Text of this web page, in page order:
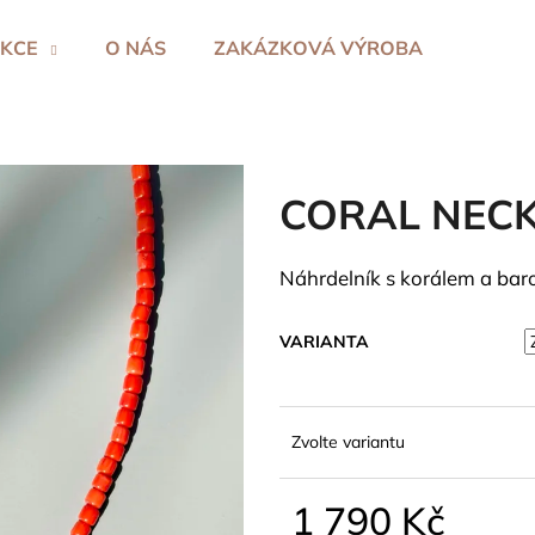
O NÁS ZAKÁZKOVÁ VÝROBA
CORAL
Náhrdelník s korálem a
VARIANTA
Zvolte variantu
1 790 Kč
HLEDAT
Doporučujeme